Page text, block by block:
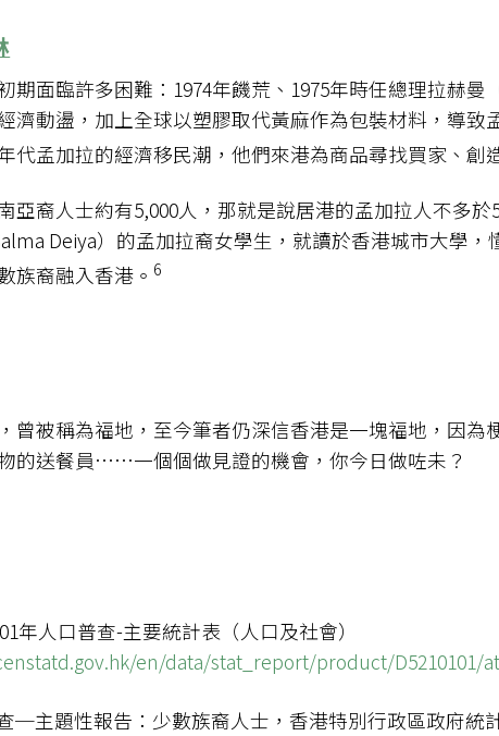
期面臨許多困難：1974年饑荒、1975年時任總理拉赫
濟動盪，加上全球以塑膠取代黃麻作為包裝材料，導
代孟加拉的經濟移民潮，他們來港為商品尋找買家、
亞裔人士約有5,000人，那就是說居港的孟加拉人不多
Deiya）的孟加拉裔女學生，就讀於香港城市大學
族裔融入香港。 6
曾被稱為福地，至今筆者仍深信香港是一塊福地，因
的送餐員……一個個做見證的機會，你今日做咗未？
年人口普查-主要統計表（人口及社會）
en/data/stat_report/product/D5210101/att/
─主題性報告：少數族裔人士，香港特別行政區政府統